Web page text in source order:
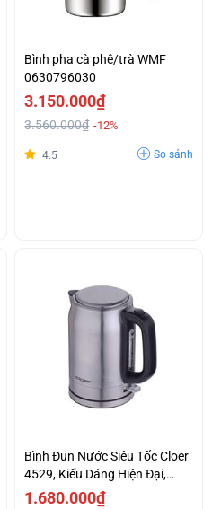
Bình pha cà phê/trà WMF
0630796030
3.150.000₫
3.560.000₫ -12%
4.5 So sánh
Bình Đun Nước Siêu Tốc Cloer
4529, Kiểu Dáng Hiện Đại,
Chất Liệu Cao Cấp.
1.680.000₫